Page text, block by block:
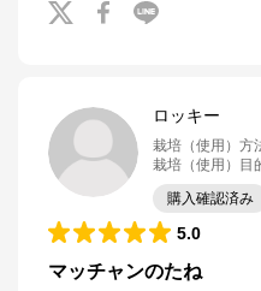
ロッキー
栽培（使用）方
栽培（使用）目
購入確認済み
5.0
マッチャンのたね